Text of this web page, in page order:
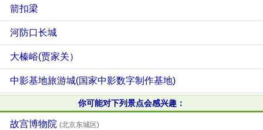
箭扣梁
河防口长城
大榛峪(贾家关）
中影基地旅游城(国家中影数字制作基地)
你可能对下列景点会感兴趣：
故宫博物院 (北京东城区)